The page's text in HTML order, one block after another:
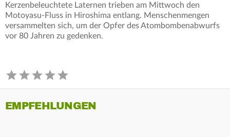
Kerzenbeleuchtete Laternen trieben am Mittwoch den
Motoyasu-Fluss in Hiroshima entlang. Menschenmengen
versammelten sich, um der Opfer des Atombombenabwurfs
vor 80 Jahren zu gedenken.
EMPFEHLUNGEN